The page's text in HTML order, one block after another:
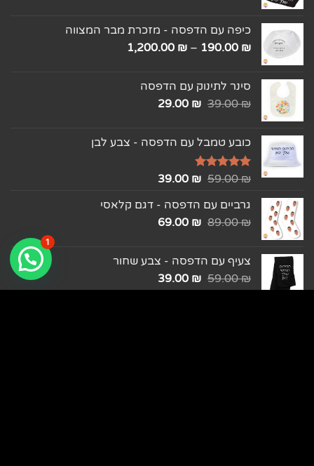
כיפה עם הדפסה - מזכרת מבר המצווה
190.00 ₪
–
1,200.00 ₪
סינר לתינוק עם הדפסה
39.00₪
29.00 ₪
כובע טמבל עם הדפסה - צבע לבן
דורג5.00
59.00₪
39.00 ₪
גרביים עם הדפסה - דגם קלאסי
89.00₪
69.00 ₪
צעיף עם הדפסה - צבע שחור
59.00₪
39.00 ₪
1